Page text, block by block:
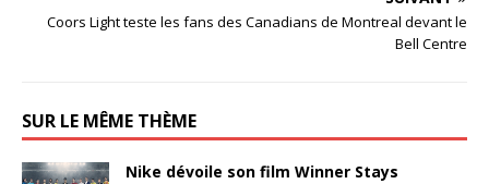
Coors Light teste les fans des Canadians de Montreal devant le
Bell Centre
SUR LE MÊME THÈME
Nike dévoile son film Winner Stays